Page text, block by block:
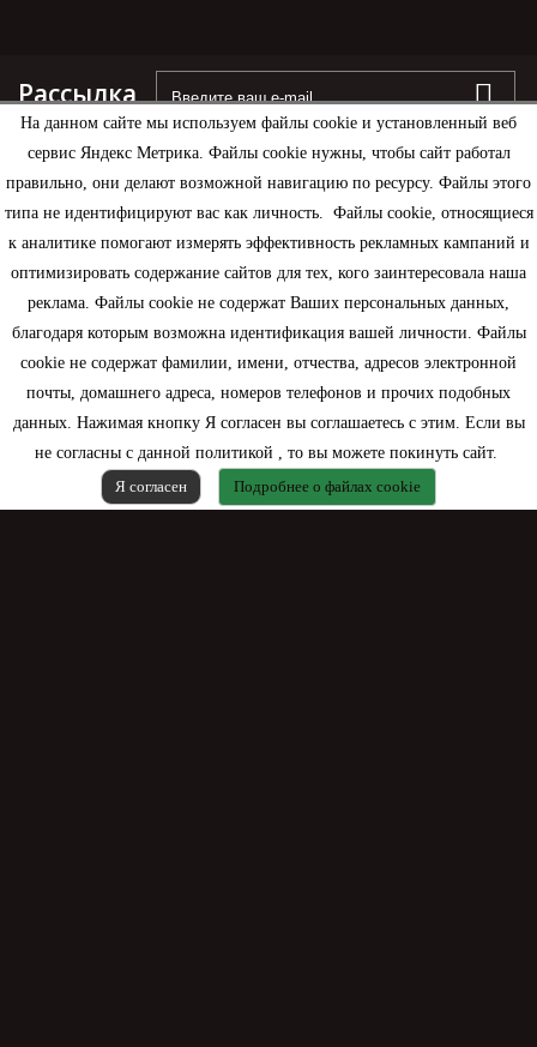
На данном сайте мы используем файлы cookie и установленный веб
сервис Яндекс Метрика. Файлы cookie нужны, чтобы сайт работал
правильно, они делают возможной навигацию по ресурсу. Файлы этого
типа не идентифицируют вас как личность. Файлы cookie, относящиеся
к аналитике помогают измерять эффективность рекламных кампаний и
оптимизировать содержание сайтов для тех, кого заинтересовала наша
реклама. Файлы cookie не содержат Ваших персональных данных,
благодаря которым возможна идентификация вашей личности. Файлы
cookie не содержат фамилии, имени, отчества, адресов электронной
почты, домашнего адреса, номеров телефонов и прочих подобных
данных. Нажимая кнопку Я согласен вы соглашаетесь с этим. Если вы
не согласны с данной политикой , то вы можете покинуть сайт.
Я согласен
Подробнее о файлах cookie
Рассылка
Информация
Моя учетная запись
Контактная информация